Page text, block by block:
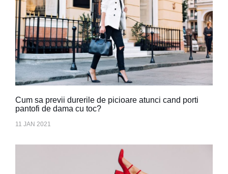
Cum sa previi durerile de picioare atunci cand porti
pantofi de dama cu toc?
11 JAN 2021